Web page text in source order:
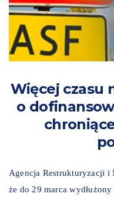
Więcej czasu
o
Agencja Restrukturyzacji
że do 29 marca